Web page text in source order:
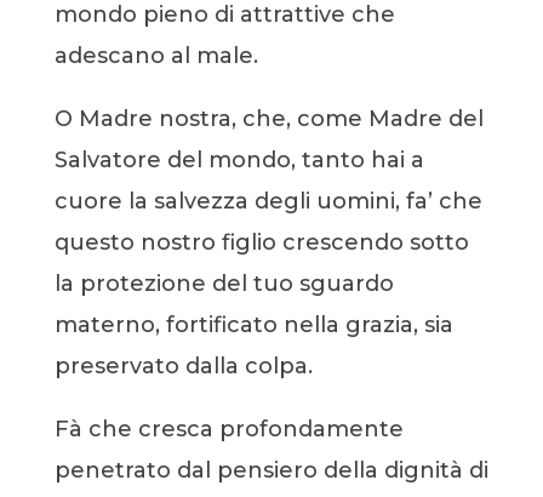
mondo pieno di attrattive che
adescano al male.
O Madre nostra, che, come Madre del
Salvatore del mondo, tanto hai a
cuore la salvezza degli uomini, fa’ che
questo nostro figlio crescendo sotto
la protezione del tuo sguardo
materno, fortificato nella grazia, sia
preservato dalla colpa.
Fà che cresca profondamente
penetrato dal pensiero della dignità di